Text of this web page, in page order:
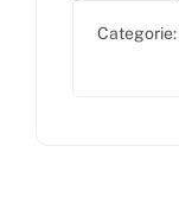
Categorie: